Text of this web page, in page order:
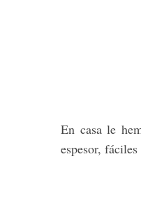
En casa le
espesor,